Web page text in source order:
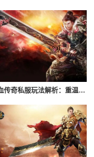
热血传奇私服玩法解析：重温经典游戏体验